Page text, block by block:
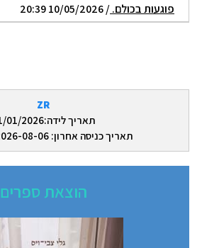
ZR
תאריך לידה:01/01/2026
תאריך כניסה אחרון: 2026-08-06 21:00:19
הוצאת ספרים
פוגעות בכולם./ 10/05/2026 20:39